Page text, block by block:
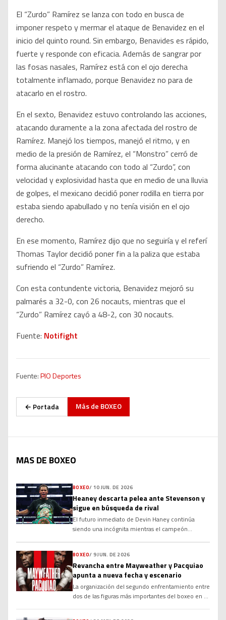
El “Zurdo” Ramírez se lanza con todo en busca de
imponer respeto y mermar el ataque de Benavidez en el
inicio del quinto round. Sin embargo, Benavides es rápido,
fuerte y responde con eficacia. Además de sangrar por
las fosas nasales, Ramírez está con el ojo derecha
totalmente inflamado, porque Benavidez no para de
atacarlo en el rostro.
En el sexto, Benavidez estuvo controlando las acciones,
atacando duramente a la zona afectada del rostro de
Ramírez. Manejó los tiempos, manejó el ritmo, y en
medio de la presión de Ramírez, el “Monstro” cerró de
forma alucinante atacando con todo al “Zurdo”, con
velocidad y explosividad hasta que en medio de una lluvia
de golpes, el mexicano decidió poner rodilla en tierra por
estaba siendo apabullado y no tenía visión en el ojo
derecho.
En ese momento, Ramírez dijo que no seguiría y el referí
Thomas Taylor decidió poner fin a la paliza que estaba
sufriendo el “Zurdo” Ramírez.
Con esta contundente victoria, Benavidez mejoró su
palmarés a 32-0, con 26 nocauts, mientras que el
“Zurdo” Ramírez cayó a 48-2, con 30 nocauts.
Fuente: Notifight
Fuente:PIO Deportes
← Portada Más de BOXEO
MAS DE BOXEO
BOXEO/ 10 JUN. DE 2026
Heaney descarta pelea ante Stevenson y
sigue en búsqueda de rival
El futuro inmediato de Devin Haney continúa
siendo una incógnita mientras el campeón
Aunque varios nombres importantes han sido
vinculados a su próximo combate, las
negociaciones no han avanzado como esperaba su
equipo. Desde que conquistó el campeonato tras
superar a Brian Norman Jr. por decisión en
BOXEO/ 9 JUN. DE 2026
Revancha entre Mayweather y Pacquiao
apunta a nueva fecha y escenario
La organización del segundo enfrentamiento entre
dos de las figuras más importantes del boxeo en el